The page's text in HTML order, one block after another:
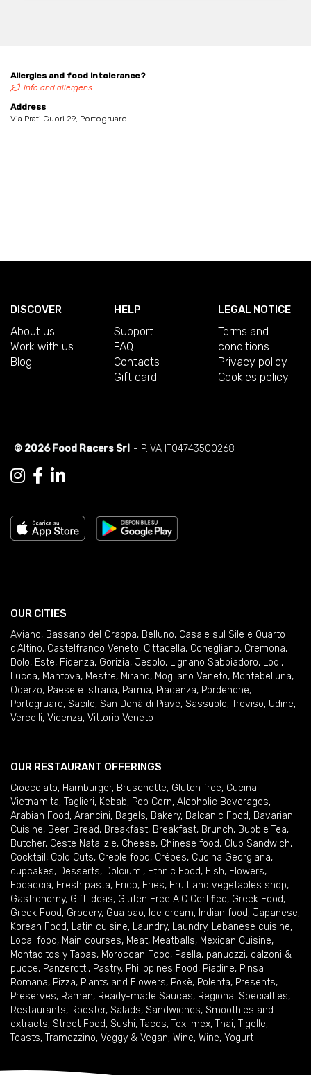
Allergies and food intolerance?
Info and allergens
Address
Via Prati Guori 29, Portogruaro
DISCOVER
About us
Work with us
Blog
HELP
Support
FAQ
Contacts
Gift card
LEGAL NOTICE
Terms and
conditions
Privacy policy
Cookies policy
© 2026 Food Racers Srl - P.IVA IT04743500268
OUR CITIES
Aviano, Bassano del Grappa, Belluno, Casale sul Sile e Quarto
d'Altino, Castelfranco Veneto, Cittadella, Conegliano, Cremona,
Dolo, Este, Fidenza, Gorizia, Jesolo, Lignano Sabbiadoro, Lodi,
Lucca, Mantova, Mestre, Mirano, Mogliano Veneto, Montebelluna,
Oderzo, Paese e Istrana, Parma, Piacenza, Pordenone,
Portogruaro, Sacile, San Donà di Piave, Sassuolo, Treviso, Udine,
Vercelli, Vicenza, Vittorio Veneto
OUR RESTAURANT OFFERINGS
Cioccolato, Hamburger, Bruschette, Gluten free, Cucina
Vietnamita, Taglieri, Kebab, Pop Corn, Alcoholic Beverages,
Arabian Food, Arancini, Bagels, Bakery, Balcanic Food, Bavarian
Cuisine, Beer, Bread, Breakfast, Breakfast, Brunch, Bubble Tea,
Butcher, Ceste Natalizie, Cheese, Chinese food, Club Sandwich,
Cocktail , Cold Cuts, Creole food, Crêpes, Cucina Georgiana,
cupcakes, Desserts, Dolciumi, Ethnic Food, Fish, Flowers,
Focaccia, Fresh pasta, Frico, Fries, Fruit and vegetables shop,
Gastronomy, Gift ideas, Gluten Free AIC Certified, Greek Food,
Greek Food, Grocery, Gua bao, Ice cream, Indian food, Japanese,
Korean Food, Latin cuisine, Laundry, Laundry, Lebanese cuisine,
Local food, Main courses, Meat, Meatballs, Mexican Cuisine,
Montaditos y Tapas, Moroccan Food, Paella, panuozzi, calzoni &
pucce, Panzerotti, Pastry, Philippines Food, Piadine, Pinsa
Romana, Pizza, Plants and Flowers, Pokè, Polenta, Presents,
Preserves, Ramen, Ready-made Sauces, Regional Specialties,
Restaurants, Rooster, Salads, Sandwiches, Smoothies and
extracts, Street Food, Sushi, Tacos, Tex-mex, Thai, Tigelle,
Toasts, Tramezzino, Veggy & Vegan, Wine, Wine, Yogurt